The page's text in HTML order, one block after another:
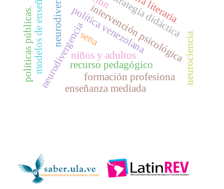
intervención psicológica
política venezolana
neurodivergencia neurociencia
recurso pedagógico
estrategia didáctica
formación profesiona
sena
niños y adultos
enseñanza mediada
modelos de enseñanza
políticas públicas.